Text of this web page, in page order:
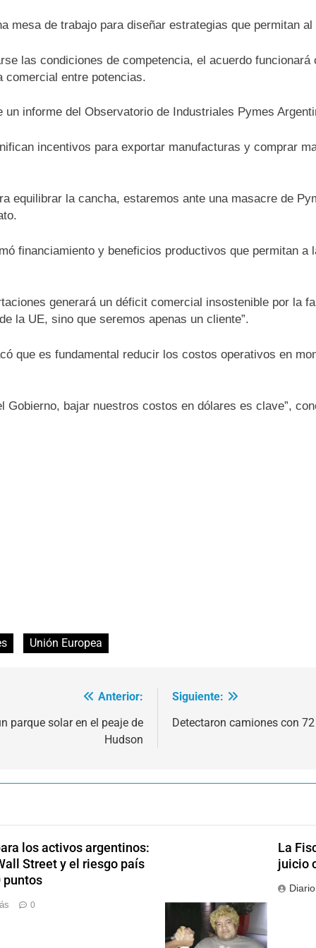
mesa de trabajo para diseñar estrategias que permitan
las condiciones de competencia, el acuerdo
comercial entre potencias.
informe del Observatorio de Industriales Pymes
incentivos para exportar manufacturas y comprar
equilibrar la cancha, estaremos ante una masacre de
financiamiento y beneficios productivos que permitan
generará un déficit comercial insostenible por la
la UE, sino que seremos apenas un cliente”.
que es fundamental reducir los costos operativos en
Gobierno, bajar nuestros costos en dólares es clave”,
Unión Europea
Anterior:
parque solar en el peaje de
Hudson
Siguiente:
Detectaron camiones con
los activos argentinos:
Street y el riesgo país
puntos
0
La
juicio